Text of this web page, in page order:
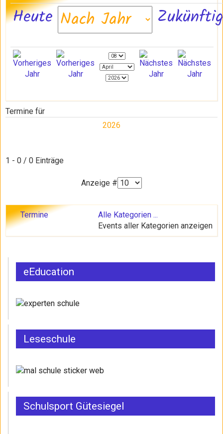
Heute Zukünftig
Termine für
2026
Limite der Paginierungsliste
1 - 0 / 0 Einträge
Anzeige #
Termine
Alle Kategorien ...
Events aller Kategorien anzeigen
eEducation
Leseschule
Schulsport Gütesiegel